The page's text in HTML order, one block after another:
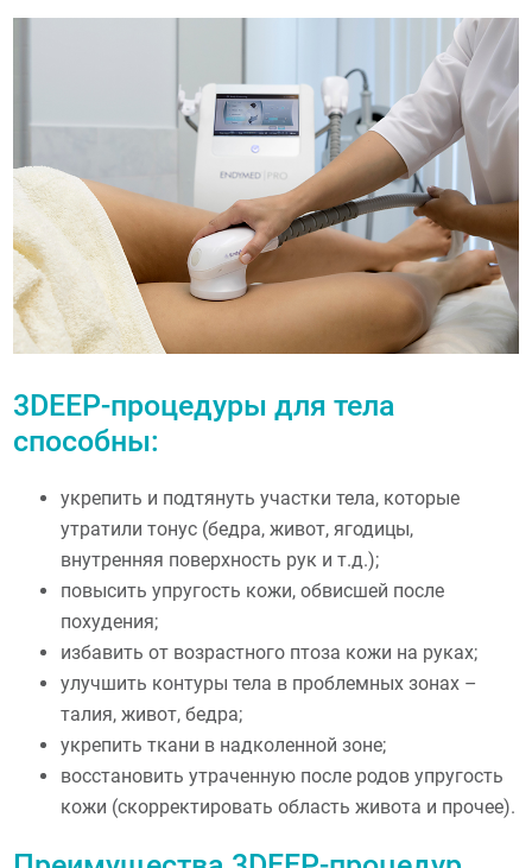
3DEEP-процедуры для тела
способны:
укрепить и подтянуть участки тела, которые
утратили тонус (бедра, живот, ягодицы,
внутренняя поверхность рук и т.д.);
повысить упругость кожи, обвисшей после
похудения;
избавить от возрастного птоза кожи на руках;
улучшить контуры тела в проблемных зонах –
талия, живот, бедра;
укрепить ткани в надколенной зоне;
восстановить утраченную после родов упругость
кожи (скорректировать область живота и прочее).